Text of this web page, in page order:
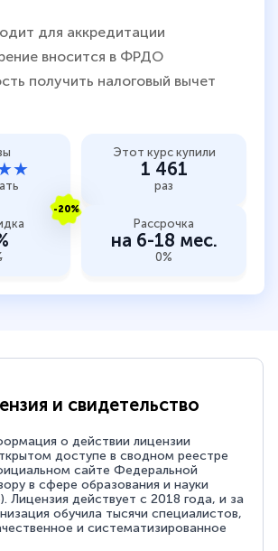
для аккредитации
вносится в ФРДО
получить налоговый вычет
Этот курс купили
1 461
раз
-20%
Рассрочка
на 6-18 мес.
0%
и свидетельство
о действии лицензии
доступе в сводном реестре
сайте Федеральной
в сфере образования и науки
Лицензия действует с 2018 года, и за
обучила тысячи специалистов,
и систематизированное